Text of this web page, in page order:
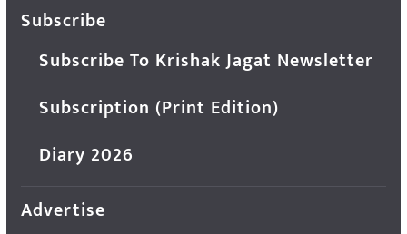
Subscribe
Subscribe To Krishak Jagat Newsletter
Subscription (Print Edition)
Diary 2026
Advertise